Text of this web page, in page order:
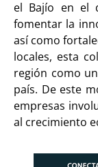
el Bajío en el
fomentar la
así como
locales, esta
región como
país. De este
empresas
al crecimiento